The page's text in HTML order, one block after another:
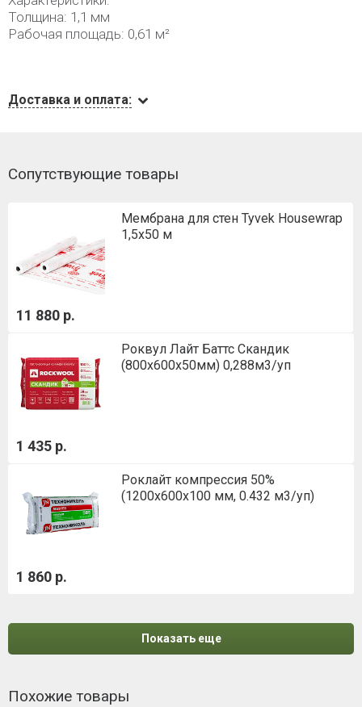
Толщина: 1,1 мм
Рабочая площадь: 0,61 м²
Доставка и оплата:
Сопутствующие товары
Мембрана для стен Tyvek Housewrap
1,5х50 м
11 880 р.
Роквул Лайт Баттс Скандик
(800х600х50мм) 0,288м3/уп
1 435 р.
Роклайт компрессия 50%
(1200х600х100 мм, 0.432 м3/уп)
1 860 р.
Показать еще
Похожие товары